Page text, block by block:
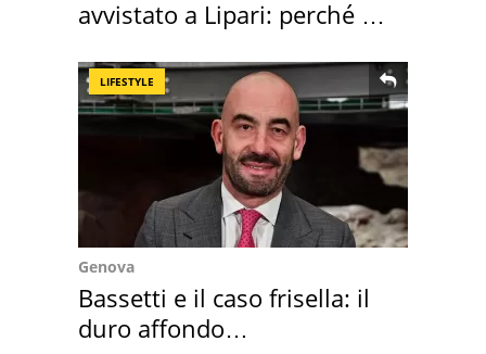
avvistato a Lipari: perché è
LIFESTYLE
Genova
Bassetti e il caso frisella: il
duro affondo